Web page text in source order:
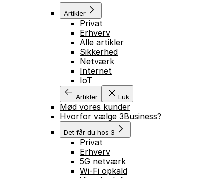
Artikler
Privat
Erhverv
Alle artikler
Sikkerhed
Netværk
Internet
IoT
Artikler Luk
Mød vores kunder
Hvorfor vælge 3Business?
Det får du hos 3
Privat
Erhverv
5G netværk
Wi-Fi opkald